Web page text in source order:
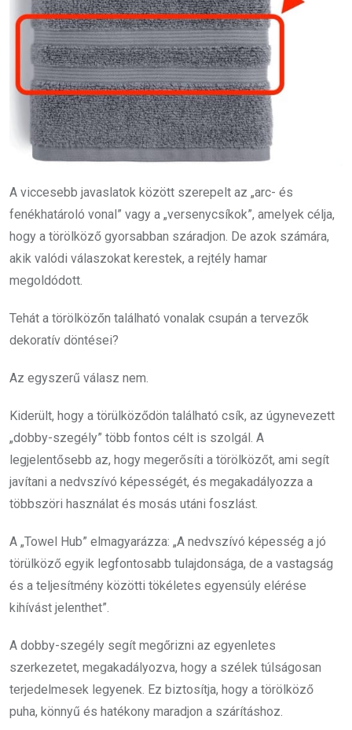
A viccesebb javaslatok között szerepelt az „arc- és
fenékhatároló vonal” vagy a „versenycsíkok”, amelyek célja,
hogy a törölköző gyorsabban száradjon. De azok számára,
akik valódi válaszokat kerestek, a rejtély hamar
megoldódott.
Tehát a törölközőn található vonalak csupán a tervezők
dekoratív döntései?
Az egyszerű válasz nem.
Kiderült, hogy a törülköződön található csík, az úgynevezett
„dobby-szegély” több fontos célt is szolgál. A
legjelentősebb az, hogy megerősíti a törölközőt, ami segít
javítani a nedvszívó képességét, és megakadályozza a
többszöri használat és mosás utáni foszlást.
A „Towel Hub” elmagyarázza: „A nedvszívó képesség a jó
törülköző egyik legfontosabb tulajdonsága, de a vastagság
és a teljesítmény közötti tökéletes egyensúly elérése
kihívást jelenthet”.
A dobby-szegély segít megőrizni az egyenletes
szerkezetet, megakadályozva, hogy a szélek túlságosan
terjedelmesek legyenek. Ez biztosítja, hogy a törölköző
puha, könnyű és hatékony maradjon a szárításhoz.